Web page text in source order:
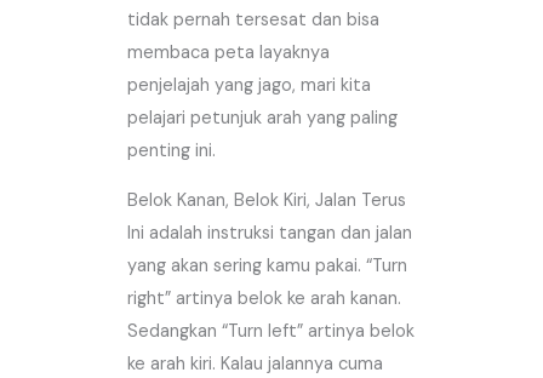
tidak pernah tersesat dan bisa
membaca peta layaknya
penjelajah yang jago, mari kita
pelajari petunjuk arah yang paling
penting ini.
Belok Kanan, Belok Kiri, Jalan Terus
Ini adalah instruksi tangan dan jalan
yang akan sering kamu pakai. “Turn
right” artinya belok ke arah kanan.
Sedangkan “Turn left” artinya belok
ke arah kiri. Kalau jalannya cuma